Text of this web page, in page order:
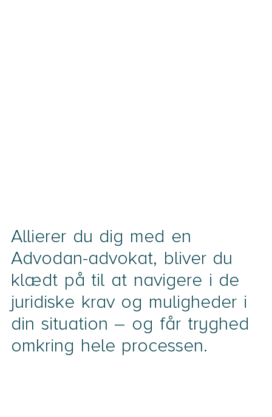
Allierer du dig med en
Advodan-advokat, bliver du
klædt på til at navigere i de
juridiske krav og muligheder i
din situation – og får tryghed
omkring hele processen.